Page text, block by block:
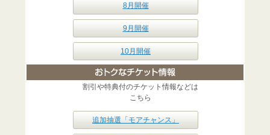
8月開催
9月開催
10月開催
割引や特典付のチケット情報などは
こちら
追加抽選「モアチャンス」